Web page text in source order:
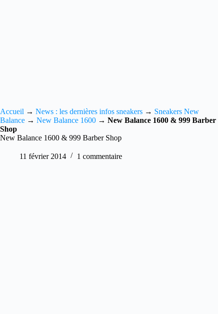
Accueil → News : les dernières infos sneakers → Sneakers New
Balance → New Balance 1600 → New Balance 1600 & 999 Barber
Shop
New Balance 1600 & 999 Barber Shop
11 février 2014 1 commentaire